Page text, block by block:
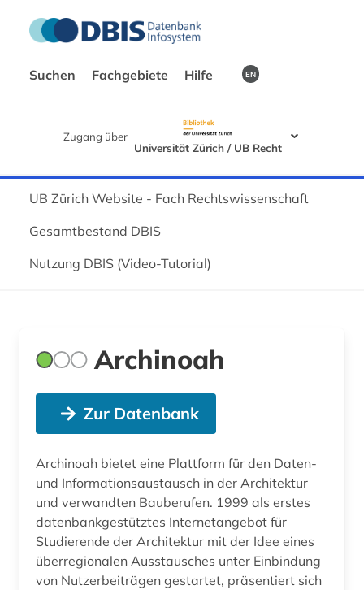
Suchen Fachgebiete Hilfe EN
Zugang über
Universität Zürich / UB Recht
UB Zürich Website - Fach Rechtswissenschaft
Gesamtbestand DBIS
Nutzung DBIS (Video-Tutorial)
Archinoah
Zur Datenbank
Archinoah bietet eine Plattform für den Daten-
und Informationsaustausch in der Architektur
und verwandten Bauberufen. 1999 als erstes
datenbankgestütztes Internetangebot für
Studierende der Architektur mit der Idee eines
überregionalen Ausstausches unter Einbindung
von Nutzerbeiträgen gestartet, präsentiert sich